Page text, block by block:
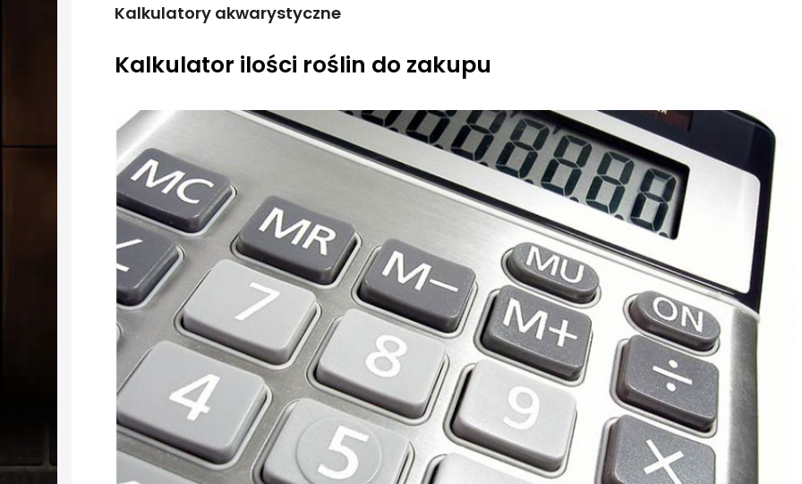
Kalkulatory akwarystyczne
Kalkulator ilości roślin do zakupu